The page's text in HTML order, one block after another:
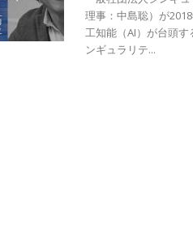
理事：中島聡）が
工知能（AI）が台頭
ンギュラリテ...